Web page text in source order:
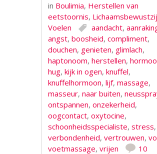
in Boulimia, Herstellen van
eetstoornis,
Voelen
aandacht,
angst,boosheid,compliment,
douchen, genieten, glimlach,
haptonoom,herstellen,
hug,kijk in ogen,knuffel,
knuffelhormoon,lijf,massage,
masseur,naar buiten,
ontspannen,onzekerheid,
oogcontact,oxytocine,
schoonheidsspecialiste,stress,
verbondenheid,vertrouwen,
voetmassage,vrijen
10